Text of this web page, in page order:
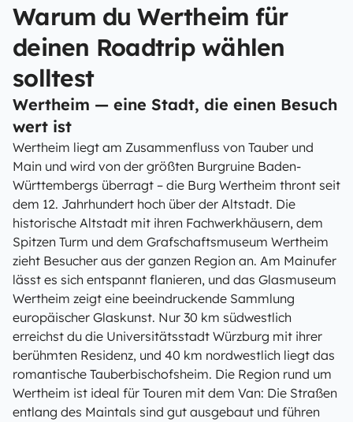
Warum du Wertheim für
deinen Roadtrip wählen
solltest
Wertheim — eine Stadt, die einen Besuch
wert ist
Wertheim liegt am Zusammenfluss von Tauber und
Main und wird von der größten Burgruine Baden-
Württembergs überragt – die Burg Wertheim thront seit
dem 12. Jahrhundert hoch über der Altstadt. Die
historische Altstadt mit ihren Fachwerkhäusern, dem
Spitzen Turm und dem Grafschaftsmuseum Wertheim
zieht Besucher aus der ganzen Region an. Am Mainufer
lässt es sich entspannt flanieren, und das Glasmuseum
Wertheim zeigt eine beeindruckende Sammlung
europäischer Glaskunst. Nur 30 km südwestlich
erreichst du die Universitätsstadt Würzburg mit ihrer
berühmten Residenz, und 40 km nordwestlich liegt das
romantische Tauberbischofsheim. Die Region rund um
Wertheim ist ideal für Touren mit dem Van: Die Straßen
entlang des Maintals sind gut ausgebaut und führen